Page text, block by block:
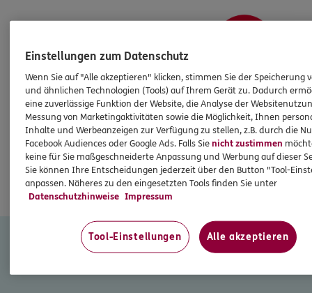
NOCH FRAGEN? ICH BIN FÜR SIE DA.
ERGO Versicherung Dortmund - Christian
Einstellungen zum Datenschutz
Wenn Sie auf "Alle akzeptieren" klicken, stimmen Sie der Speicherung
und ähnlichen Technologien (Tools) auf Ihrem Gerät zu. Dadurch
eine zuverlässige Funktion der Website, die Analyse der
Messung von Marketingaktivitäten sowie die Möglichkeit, Ihnen
Inhalte und Werbeanzeigen zur Verfügung zu stellen, z.B. durch die
Facebook Audiences oder Google Ads. Falls Sienicht zustimmen
keine für Sie maßgeschneiderte Anpassung und Werbung auf dieser
Sie können Ihre Entscheidungen jederzeit über den Button "Tool-
anpassen. Näheres zu den eingesetzten Tools finden Sie unter
Datenschutzhinweise Impressum
Tool-Einstellungen Alle akzeptieren